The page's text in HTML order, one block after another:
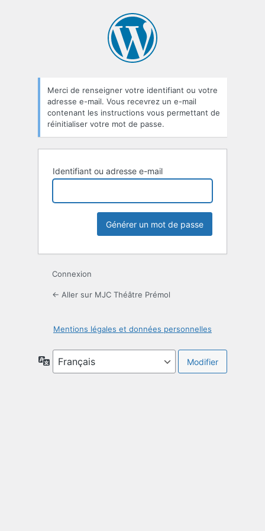
oublié
Merci de renseigner votre identifiant ou votre
adresse e-mail. Vous recevrez un e-mail
contenant les instructions vous permettant de
réinitialiser votre mot de passe.
Identifiant ou adresse e-mail
Connexion
← Aller sur MJC Théâtre Prémol
Mentions légales et données personnelles
Langue